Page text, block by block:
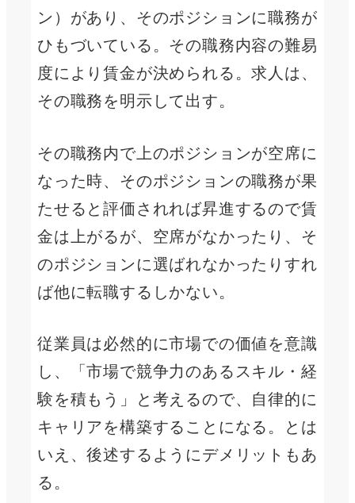
ン）があり、そのポジションに職務が
ひもづいている。その職務内容の難易
度により賃金が決められる。求人は、
その職務を明示して出す。
その職務内で上のポジションが空席に
なった時、そのポジションの職務が果
たせると評価されれば昇進するので賃
金は上がるが、空席がなかったり、そ
のポジションに選ばれなかったりすれ
ば他に転職するしかない。
従業員は必然的に市場での価値を意識
し、「市場で競争力のあるスキル・経
験を積もう」と考えるので、自律的に
キャリアを構築することになる。とは
いえ、後述するようにデメリットもあ
る。